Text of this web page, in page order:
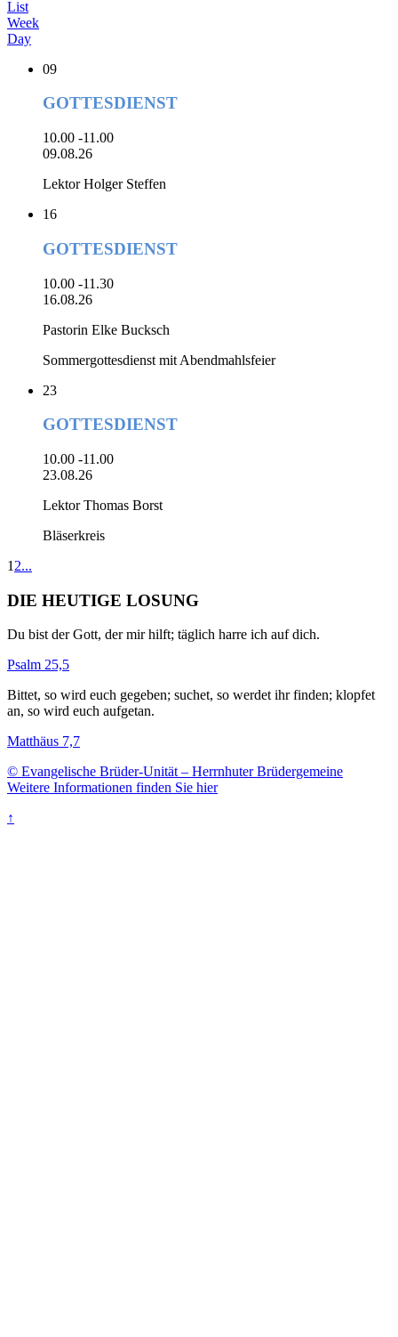
List
Week
Day
09
GOTTESDIENST
10.00 -11.00
09.08.26
Lektor Holger Steffen
16
GOTTESDIENST
10.00 -11.30
16.08.26
Pastorin Elke Bucksch
Sommergottesdienst mit Abendmahlsfeier
23
GOTTESDIENST
10.00 -11.00
23.08.26
Lektor Thomas Borst
Bläserkreis
1 2...
DIE HEUTIGE LOSUNG
Du bist der Gott, der mir hilft; täglich harre ich auf dich.
Psalm 25,5
Bittet, so wird euch gegeben; suchet, so werdet ihr finden; klopfet
an, so wird euch aufgetan.
Matthäus 7,7
© Evangelische Brüder-Unität – Herrnhuter Brüdergemeine
Weitere Informationen finden Sie hier
↑